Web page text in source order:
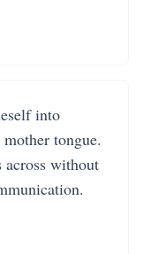
into
tongue.
across without